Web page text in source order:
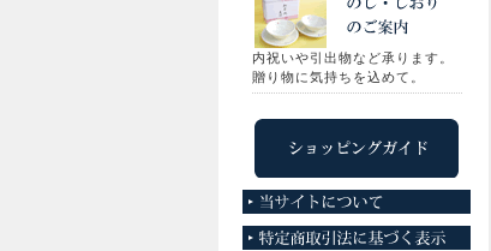
内祝いや引出物など承ります。
贈り物に気持ちを込めて。